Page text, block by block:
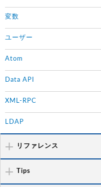
変数
ユーザー
Atom
Data API
XML-RPC
LDAP
リファレンス
Tips